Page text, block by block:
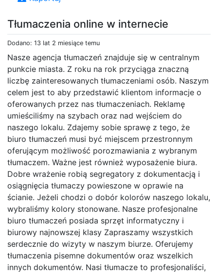
Tłumaczenia online w internecie
Dodano: 13 lat 2 miesiące temu
Nasze agencja tłumaczeń znajduje się w centralnym
punkcie miasta. Z roku na rok przyciąga znaczną
liczbę zainteresowanych tłumaczeniami osób. Naszym
celem jest to aby przedstawić klientom informacje o
oferowanych przez nas tłumaczeniach. Reklamę
umieściliśmy na szybach oraz nad wejściem do
naszego lokalu. Zdajemy sobie sprawę z tego, że
biuro tłumaczeń musi być miejscem przestronnym
oferującym możliwość porozmawiania z wybranym
tłumaczem. Ważne jest również wyposażenie biura.
Dobre wrażenie robią segregatory z dokumentacją i
osiągnięcia tłumaczy powieszone w oprawie na
ścianie. Jeżeli chodzi o dobór kolorów naszego lokalu,
wybraliśmy kolory stonowane. Nasze profesjonalne
biuro tłumaczeń posiada sprzęt informatyczny i
biurowy najnowszej klasy Zapraszamy wszystkich
serdecznie do wizyty w naszym biurze. Oferujemy
tłumaczenia pisemne dokumentów oraz wszelkich
innych dokumentów. Nasi tłumacze to profesjonaliści,